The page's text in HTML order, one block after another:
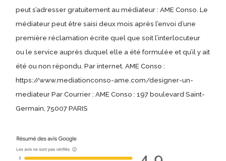
peut s’adresser gratuitement au médiateur : AME Conso. Le
médiateur peut être saisi deux mois après l’envoi d’une
première réclamation écrite quel que soit l’interlocuteur
ou le service auprès duquel elle a été formulée et qu’il y ait
été ou non répondu. Par internet. AME Conso :
https://www.mediationconso-ame.com/designer-un-
mediateur Par Courrier : AME Conso : 197 boulevard Saint-
Germain, 75007 PARIS